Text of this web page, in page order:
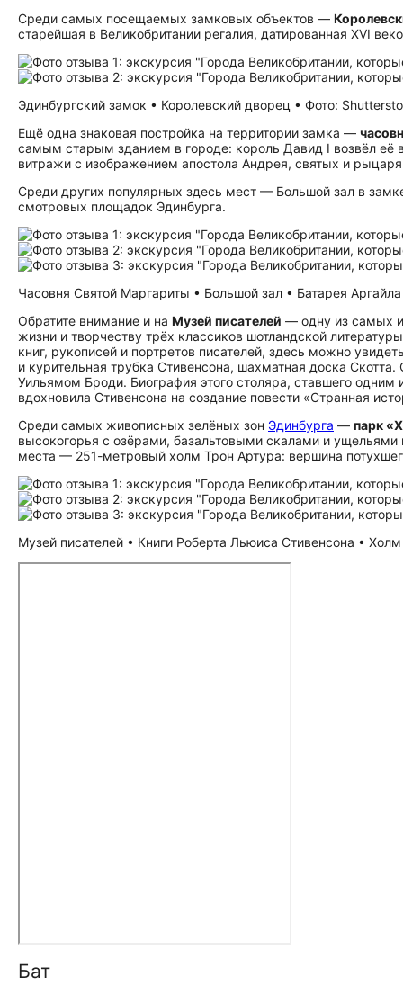
Среди самых посещаемых замковых объектов —
старейшая в Великобритании регалия, датированная XVI
Эдинбургский замок • Королевский дворец • Фото:
Ещё одна знаковая постройка на территории замка —
самым старым зданием в городе: король Давид I возвёл её
витражи с изображением апостола Андрея, святых и
Среди других популярных здесь мест — Большой зал в
смотровых площадок Эдинбурга.
Часовня Святой Маргариты • Большой зал • Батарея
Обратите внимание и на Музей писателей — одну из самых
жизни и творчеству трёх классиков шотландской
книг, рукописей и портретов писателей, здесь можно
и курительная трубка Стивенсона, шахматная доска
Уильямом Броди. Биография этого столяра, ставшего
вдохновила Стивенсона на создание повести «Странная
Среди самых живописных зелёных зон Эдинбурга — парк
высокогорья с озёрами, базальтовыми скалами и ущельями
места — 251-метровый холм Трон Артура: вершина
Музей писателей • Книги Роберта Льюиса Стивенсона •
Бат